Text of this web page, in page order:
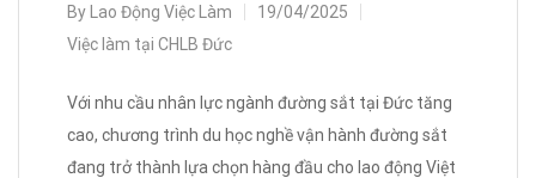
By Lao Động Việc Làm
19/04/2025
Việc làm tại CHLB Đức
Với nhu cầu nhân lực ngành đường sắt tại Đức tăng
cao, chương trình du học nghề vận hành đường sắt
đang trở thành lựa chọn hàng đầu cho lao động Việt